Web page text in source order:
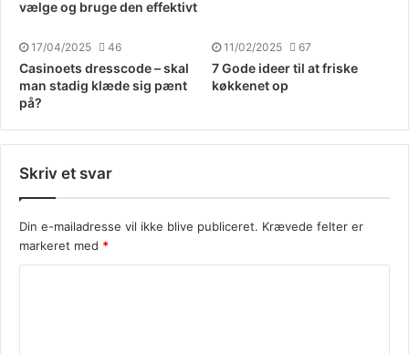
vælge og bruge den effektivt
17/04/2025 46
Casinoets dresscode – skal
man stadig klæde sig pænt
på?
11/02/2025 67
7 Gode ideer til at friske
køkkenet op
Skriv et svar
Din e-mailadresse vil ikke blive publiceret. Krævede felter er
markeret med *